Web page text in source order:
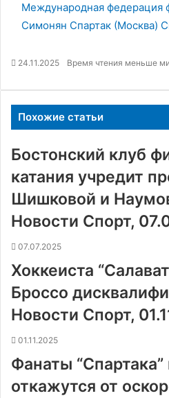
Международная федерация
Симонян Спартак (Москва)
24.11.2025 Время чтения меньше
Похожие статьи
Бостонский клуб
катания учредит
Шишковой и
Новости Спорт,
07.07.2025
Хоккеиста
Броссо
Новости Спорт,
01.11.2025
Фанаты “Спартака”
откажутся от